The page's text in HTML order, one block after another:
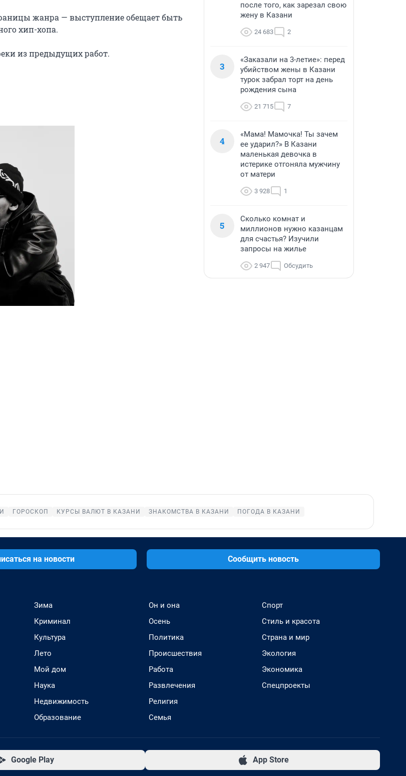
жанра — выступление обещает быть
хип-хопа.
из предыдущих работ.
после того, как зарезал свою
жену в Казани
24 683 2
3
«Заказали на 3-летие»: перед
убийством жены в Казани
турок забрал торт на день
рождения сына
21 715 7
4
«Мама! Мамочка! Ты зачем
ее ударил?» В Казани
маленькая девочка в
истерике отгоняла мужчину
от матери
3 928 1
5
Сколько комнат и
миллионов нужно казанцам
для счастья? Изучили
запросы на жилье
2 947 Обсудить
ГОРОСКОП КУРСЫ ВАЛЮТ В КАЗАНИ ЗНАКОМСТВА В КАЗАНИ ПОГОДА В КАЗАНИ
на новости Сообщить новость
Зима
Криминал
Культура
Лето
Мой дом
Наука
Недвижимость
Образование
Он и она
Осень
Политика
Происшествия
Работа
Развлечения
Религия
Семья
Спорт
Стиль и красота
Страна и мир
Экология
Экономика
Спецпроекты
Google Play App Store